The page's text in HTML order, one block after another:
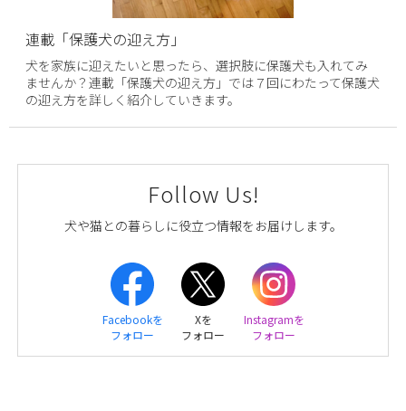
連載「保護犬の迎え方」
犬を家族に迎えたいと思ったら、選択肢に保護犬も入れてみ
ませんか？連載「保護犬の迎え方」では７回にわたって保護犬
の迎え方を詳しく紹介していきます。
Follow Us!
犬や猫との暮らしに役立つ情報をお届けします。
Facebookを
フォロー
Xを
フォロー
Instagramを
フォロー